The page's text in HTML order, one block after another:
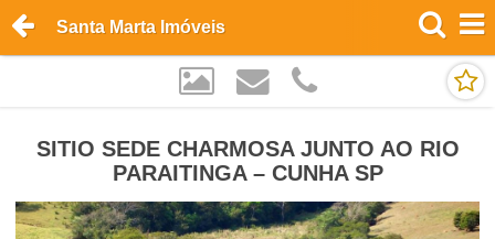
Santa Marta Imóveis
SITIO SEDE CHARMOSA JUNTO AO RIO
PARAITINGA – CUNHA SP